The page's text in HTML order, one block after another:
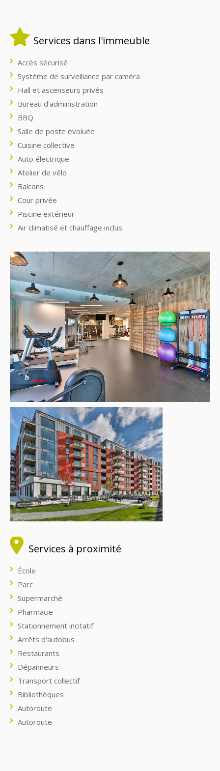
Services dans l'immeuble
Accès sécurisé
Système de surveillance par caméra
Hall et ascenseurs privés
Bureau d'administration
BBQ
Salle de poste évoluée
Cuisine collective
Auto électrique
Atelier de vélo
Balcons
Cour privée
Piscine extérieur
Air climatisé et chauffage inclus
Services à proximité
École
Parc
Supermarché
Pharmacie
Stationnement incitatif
Arrêts d'autobus
Restaurants
Dépanneurs
Transport collectif
Bibliothèques
Autoroute
Autoroute